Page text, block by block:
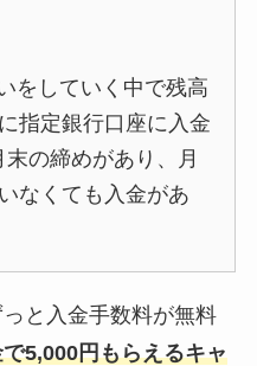
をしていく中で残高
指定銀行口座に入金
の締めがあり、月
なくても入金があ
と入金手数料が無料
5,000円もらえるキャ